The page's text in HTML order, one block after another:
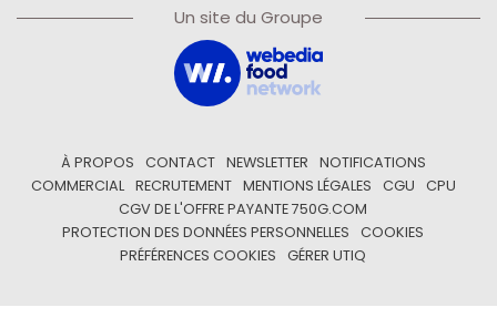
Un site du Groupe
À PROPOS CONTACT NEWSLETTER
NOTIFICATIONS
COMMERCIAL
RECRUTEMENT MENTIONS LÉGALES CGU
CPU
CGV DE L'OFFRE PAYANTE 750G.COM
PROTECTION DES DONNÉES PERSONNELLES
COOKIES
PRÉFÉRENCES COOKIES
GÉRER UTIQ